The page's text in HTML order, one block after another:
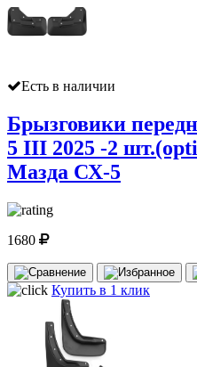
Есть в наличии
Брызговики
5 III 2025 -2
Мазда СХ-5
1680
Купить в 1 клик